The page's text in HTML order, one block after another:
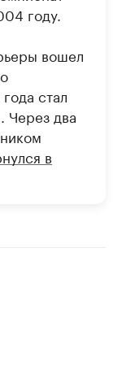
году.
вошел
стал
Через два
в